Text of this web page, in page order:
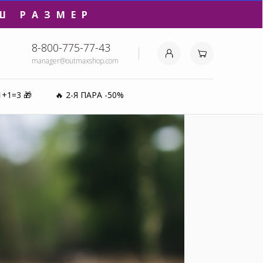
РАЗМЕР
8-800-775-77-43
manager@outmaxshop.com
🎁 🔥 2-Я ПАРА -50%